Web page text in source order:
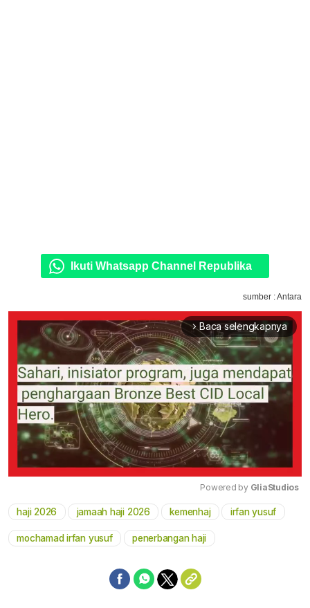
Ikuti Whatsapp Channel Republika
sumber : Antara
arrow_forward_ios Baca selengkapnya
Mute
Powered by GliaStudios
haji 2026 jamaah haji 2026 kemenhaj irfan yusuf
mochamad irfan yusuf penerbangan haji